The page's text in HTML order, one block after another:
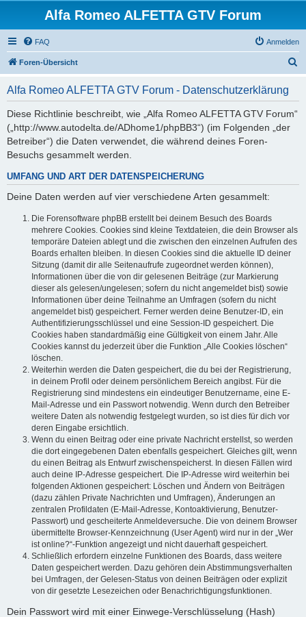
Alfa Romeo ALFETTA GTV Forum
FAQ Anmelden
Foren-Übersicht
Alfa Romeo ALFETTA GTV Forum - Datenschutzerklärung
Diese Richtlinie beschreibt, wie „Alfa Romeo ALFETTA GTV Forum“
(„http://www.autodelta.de/ADhome1/phpBB3“) (im Folgenden „der
Betreiber“) die Daten verwendet, die während deines Foren-
Besuchs gesammelt werden.
UMFANG UND ART DER DATENSPEICHERUNG
Deine Daten werden auf vier verschiedene Arten gesammelt:
Die Forensoftware phpBB erstellt bei deinem Besuch des Boards
mehrere Cookies. Cookies sind kleine Textdateien, die dein Browser als
temporäre Dateien ablegt und die zwischen den einzelnen Aufrufen des
Boards erhalten bleiben. In diesen Cookies sind die aktuelle ID deiner
Sitzung (damit dir alle Seitenaufrufe zugeordnet werden können),
Informationen über die von dir gelesenen Beiträge (zur Markierung
dieser als gelesen/ungelesen; sofern du nicht angemeldet bist) sowie
Informationen über deine Teilnahme an Umfragen (sofern du nicht
angemeldet bist) gespeichert. Ferner werden deine Benutzer-ID, ein
Authentifizierungsschlüssel und eine Session-ID gespeichert. Die
Cookies haben standardmäßig eine Gültigkeit von einem Jahr. Alle
Cookies kannst du jederzeit über die Funktion „Alle Cookies löschen“
löschen.
Weiterhin werden die Daten gespeichert, die du bei der Registrierung,
in deinem Profil oder deinem persönlichem Bereich angibst. Für die
Registrierung sind mindestens ein eindeutiger Benutzername, eine E-
Mail-Adresse und ein Passwort notwendig. Wenn durch den Betreiber
weitere Daten als notwendig festgelegt wurden, so ist dies für dich vor
deren Eingabe ersichtlich.
Wenn du einen Beitrag oder eine private Nachricht erstellst, so werden
die dort eingegebenen Daten ebenfalls gespeichert. Gleiches gilt, wenn
du einen Beitrag als Entwurf zwischenspeicherst. In diesen Fällen wird
auch deine IP-Adresse gespeichert. Die IP-Adresse wird weiterhin bei
folgenden Aktionen gespeichert: Löschen und Ändern von Beiträgen
(dazu zählen Private Nachrichten und Umfragen), Änderungen an
zentralen Profildaten (E-Mail-Adresse, Kontoaktivierung, Benutzer-
Passwort) und gescheiterte Anmeldeversuche. Die von deinem Browser
übermittelte Browser-Kennzeichnung (User Agent) wird nur in der „Wer
ist online?“-Funktion angezeigt und nicht dauerhaft gespeichert.
Schließlich erfordern einzelne Funktionen des Boards, dass weitere
Daten gespeichert werden. Dazu gehören dein Abstimmungsverhalten
bei Umfragen, der Gelesen-Status von deinen Beiträgen oder explizit
von dir gesetzte Lesezeichen oder Benachrichtigungsfunktionen.
Dein Passwort wird mit einer Einwege-Verschlüsselung (Hash)